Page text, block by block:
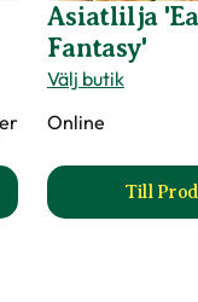
'Donau' produktsida
Asiatlilja
Fantasy'
Välj butik
Online
Till